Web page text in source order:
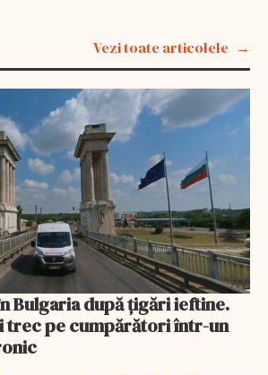
Vezi toate articolele
Bulgaria după țigări ieftine.
trec pe cumpărători într-un